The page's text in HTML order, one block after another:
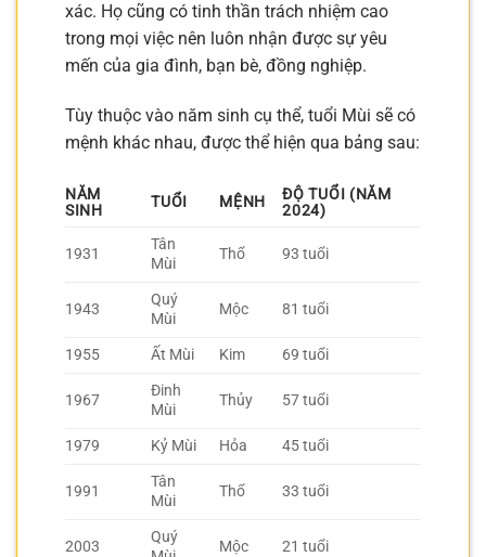
xác. Họ cũng có tinh thần trách nhiệm cao
trong mọi việc nên luôn nhận được sự yêu
mến của gia đình, bạn bè, đồng nghiệp.
Tùy thuộc vào năm sinh cụ thể, tuổi Mùi sẽ có
mệnh khác nhau, được thể hiện qua bảng sau:
NĂM
SINH
TUỔI MỆNH
ĐỘ TUỔI (NĂM
2024)
1931
Tân
Mùi
Thổ 93 tuổi
1943
Quý
Mùi
Mộc 81 tuổi
1955 Ất Mùi Kim 69 tuổi
1967
Đinh
Mùi
Thủy 57 tuổi
1979 Kỷ Mùi Hỏa 45 tuổi
1991
Tân
Mùi
Thổ 33 tuổi
2003
Quý
Mộc 21 tuổi